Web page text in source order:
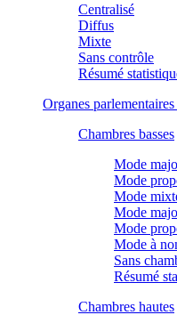
Centralisé
Diffus
Mixte
Sans contrôle
Résumé
Organes
Chambres basses
Mode
Mode
Mode
Mode
Mode
Mode à
Sans
Résumé
Chambres hautes